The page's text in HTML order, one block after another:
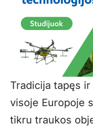
Tradicija tapęs
visoje Europoje
tikru traukos